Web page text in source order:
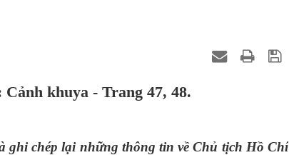
khuya - Trang 47, 48.
ghi chép lại những thông tin về Chủ tịch Hồ Chí